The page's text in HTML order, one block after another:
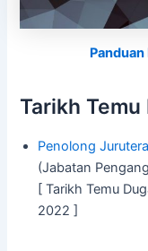
Tarikh Temu
Penolong
(Jabatan
[ Tarikh Temu
2022 ]